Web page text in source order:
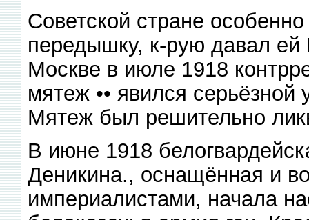
Советской стране
передышку, к-рую давал
Москве в июле 1918
мятеж •• явился
Мятеж был решительно
В июне 1918
Деникина., оснащённая и
империалистами, начала